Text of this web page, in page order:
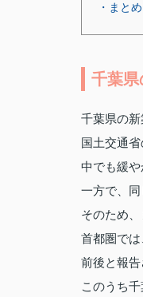
・まとめ
千葉県
千葉県の
国土交通
中でも緩や
一方で、
そのため
首都圏で
前後と報告
このうち